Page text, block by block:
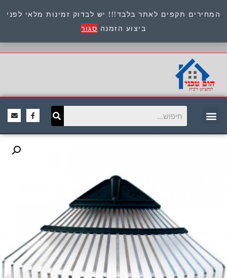
המחירים תקפים לאתר בלבד!!! יש לבדוק זמינות מלאי לפני
ביצוע הזמנה סגור
כתובת : היוזמים 9 אור יהודה שירות לקוחות 054-
8945722